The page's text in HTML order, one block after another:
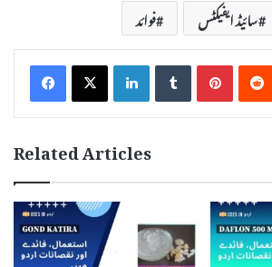
سائیڈ ایفیکٹس
فوائد
LinkedInTumblr
Related Articles